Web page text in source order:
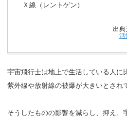
Ｘ線（レントゲン）
出典
活
宇宙飛行士は地上で生活している人に
紫外線や放射線の被爆が大きいとされ
そうしたものの影響を減らし、抑え、